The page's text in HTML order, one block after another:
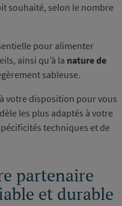
souhaité, selon le nombre
pour alimenter
ainsi qu’à la nature de
sableuse.
votre disposition pour vous
les plus adaptés à votre
techniques et de
partenaire
et durable